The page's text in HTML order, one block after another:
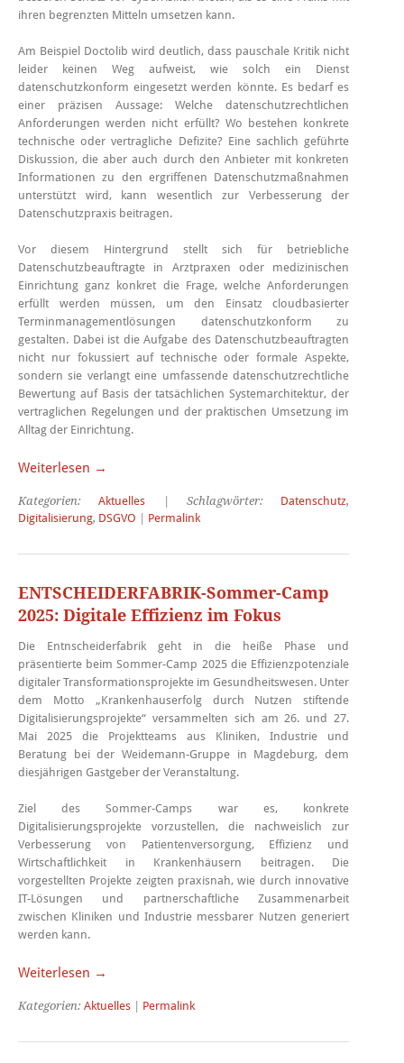
ihren begrenzten Mitteln umsetzen kann.
Am Beispiel Doctolib wird deutlich, dass pauschale Kritik nicht
leider keinen Weg aufweist, wie solch ein Dienst
datenschutzkonform eingesetzt werden könnte. Es bedarf es
einer präzisen Aussage: Welche datenschutzrechtlichen
Anforderungen werden nicht erfüllt? Wo bestehen konkrete
technische oder vertragliche Defizite? Eine sachlich geführte
Diskussion, die aber auch durch den Anbieter mit konkreten
Informationen zu den ergriffenen Datenschutzmaßnahmen
unterstützt wird, kann wesentlich zur Verbesserung der
Datenschutzpraxis beitragen.
Vor diesem Hintergrund stellt sich für betriebliche
Datenschutzbeauftragte in Arztpraxen oder medizinischen
Einrichtung ganz konkret die Frage, welche Anforderungen
erfüllt werden müssen, um den Einsatz cloudbasierter
Terminmanagementlösungen datenschutzkonform zu
gestalten. Dabei ist die Aufgabe des Datenschutzbeauftragten
nicht nur fokussiert auf technische oder formale Aspekte,
sondern sie verlangt eine umfassende datenschutzrechtliche
Bewertung auf Basis der tatsächlichen Systemarchitektur, der
vertraglichen Regelungen und der praktischen Umsetzung im
Alltag der Einrichtung.
Weiterlesen →
Kategorien:Aktuelles | Schlagwörter: Datenschutz,
Digitalisierung, DSGVO Permalink
ENTSCHEIDERFABRIK-Sommer-Camp
2025: Digitale Effizienz im Fokus
Die Entnscheiderfabrik geht in die heiße Phase und
präsentierte beim Sommer-Camp 2025 die Effizienzpotenziale
digitaler Transformationsprojekte im Gesundheitswesen. Unter
dem Motto „Krankenhauserfolg durch Nutzen stiftende
Digitalisierungsprojekte“ versammelten sich am 26. und 27.
Mai 2025 die Projektteams aus Kliniken, Industrie und
Beratung bei der Weidemann-Gruppe in Magdeburg, dem
diesjährigen Gastgeber der Veranstaltung.
Ziel des Sommer-Camps war es, konkrete
Digitalisierungsprojekte vorzustellen, die nachweislich zur
Verbesserung von Patientenversorgung, Effizienz und
Wirtschaftlichkeit in Krankenhäusern beitragen. Die
vorgestellten Projekte zeigten praxisnah, wie durch innovative
IT-Lösungen und partnerschaftliche Zusammenarbeit
zwischen Kliniken und Industrie messbarer Nutzen generiert
werden kann.
Weiterlesen →
Kategorien: Aktuelles Permalink